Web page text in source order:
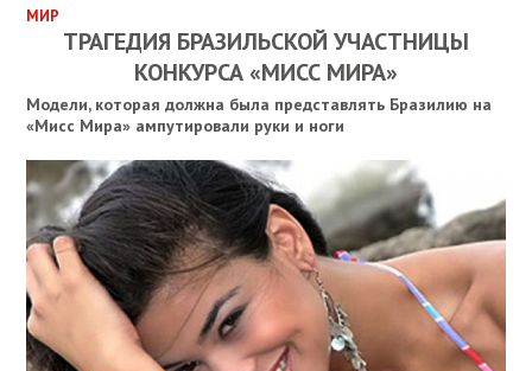
МИР
ТРАГЕДИЯ БРАЗИЛЬСКОЙ УЧАСТНИЦЫ
КОНКУРСА «МИСС МИРА»
Модели, которая должна была представлять Бразилию на
«Мисс Мира» ампутировали руки и ноги